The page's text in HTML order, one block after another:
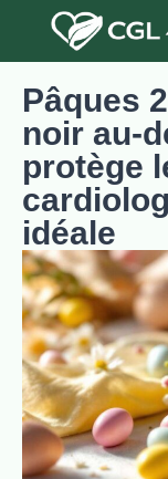
Pâques
noir au-
protège
idéale